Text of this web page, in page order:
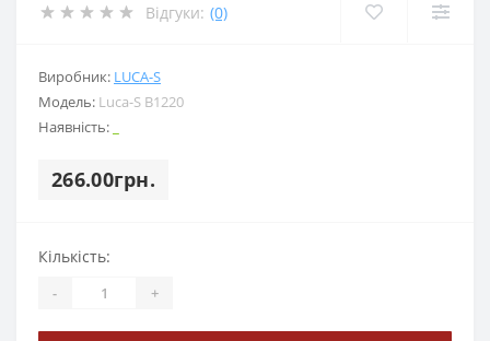
Відгуки: (0)
Виробник: LUCA-S
Модель: Luca-S B1220
Наявність:
266.00грн.
Кількість:
- +